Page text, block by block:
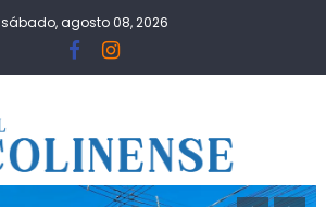
sábado, agosto 08, 2026